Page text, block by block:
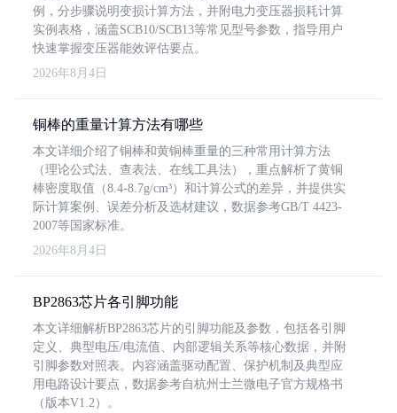
例，分步骤说明变损计算方法，并附电力变压器损耗计算
实例表格，涵盖SCB10/SCB13等常见型号参数，指导用户
快速掌握变压器能效评估要点。
2026年8月4日
铜棒的重量计算方法有哪些
本文详细介绍了铜棒和黄铜棒重量的三种常用计算方法
（理论公式法、查表法、在线工具法），重点解析了黄铜
棒密度取值（8.4-8.7g/cm³）和计算公式的差异，并提供实
际计算案例、误差分析及选材建议，数据参考GB/T 4423-
2007等国家标准。
2026年8月4日
BP2863芯片各引脚功能
本文详细解析BP2863芯片的引脚功能及参数，包括各引脚
定义、典型电压/电流值、内部逻辑关系等核心数据，并附
引脚参数对照表。内容涵盖驱动配置、保护机制及典型应
用电路设计要点，数据参考自杭州士兰微电子官方规格书
（版本V1.2）。